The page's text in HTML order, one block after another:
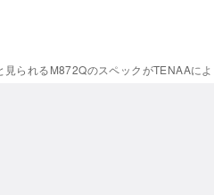
見られるM872QのスペックがTENAAに